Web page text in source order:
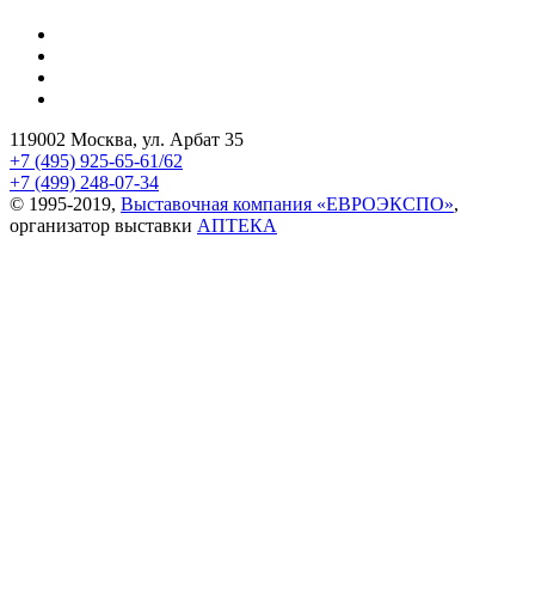
119002 Москва, ул. Арбат 35
+7 (495) 925-65-61/62
+7 (499) 248-07-34
© 1995-2019, Выставочная компания «ЕВРОЭКСПО»,
организатор выставки АПТЕКА